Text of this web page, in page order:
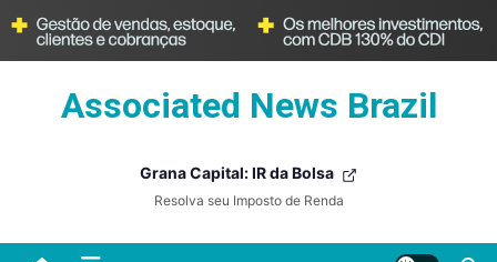
Associated News Brazil
Grana Capital: IR da Bolsa
Resolva seu Imposto de Renda